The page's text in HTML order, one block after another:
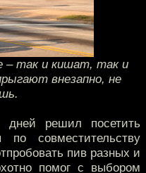
– так и кишат, так и
внезапно, не
дней решил посетить
совместительству
пив разных и
помог с выбором